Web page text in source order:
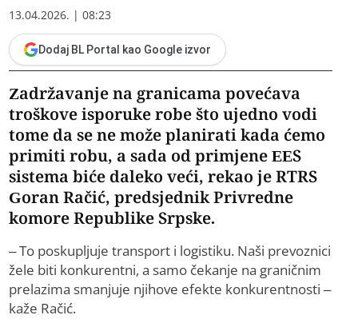
13.04.2026. | 08:23
Dodaj BL Portal kao Google izvor
Zadržavanje na granicama povećava
troškove isporuke robe što ujedno vodi
tome da se ne može planirati kada ćemo
primiti robu, a sada od primjene EES
sistema biće daleko veći, rekao je RTRS
Goran Račić, predsjednik Privredne
komore Republike Srpske.
– To poskupljuje transport i logistiku. Naši prevoznici
žele biti konkurentni, a samo čekanje na graničnim
prelazima smanjuje njihove efekte konkurentnosti –
kaže Račić.